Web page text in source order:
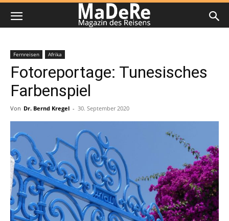
Fernreisen Afrika
Fotoreportage: Tunesisches
Farbenspiel
Von Dr. Bernd Kregel - 30. September 2020